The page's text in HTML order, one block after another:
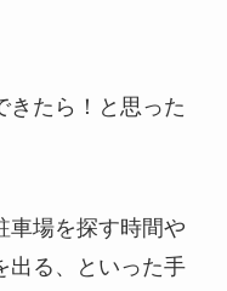
きたら！と思った
車場を探す時間や
出る、といった手